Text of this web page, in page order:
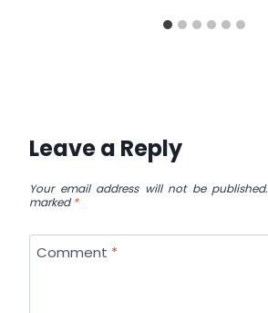
Leave a Reply
Your email address will not be published.
marked*
Comment *